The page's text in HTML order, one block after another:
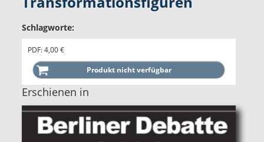
Schlagworte:
PDF: 4,00 €
Erschienen in